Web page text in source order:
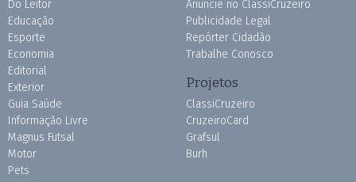
Do Leitor
Educação
Esporte
Economia
Editorial
Exterior
Guia Saúde
Informação Livre
Magnus Futsal
Motor
Pets
Anuncie no ClassiCruzeiro
Publicidade Legal
Repórter Cidadão
Trabalhe Conosco
Projetos
ClassiCruzeiro
CruzeiroCard
Grafsul
Burh